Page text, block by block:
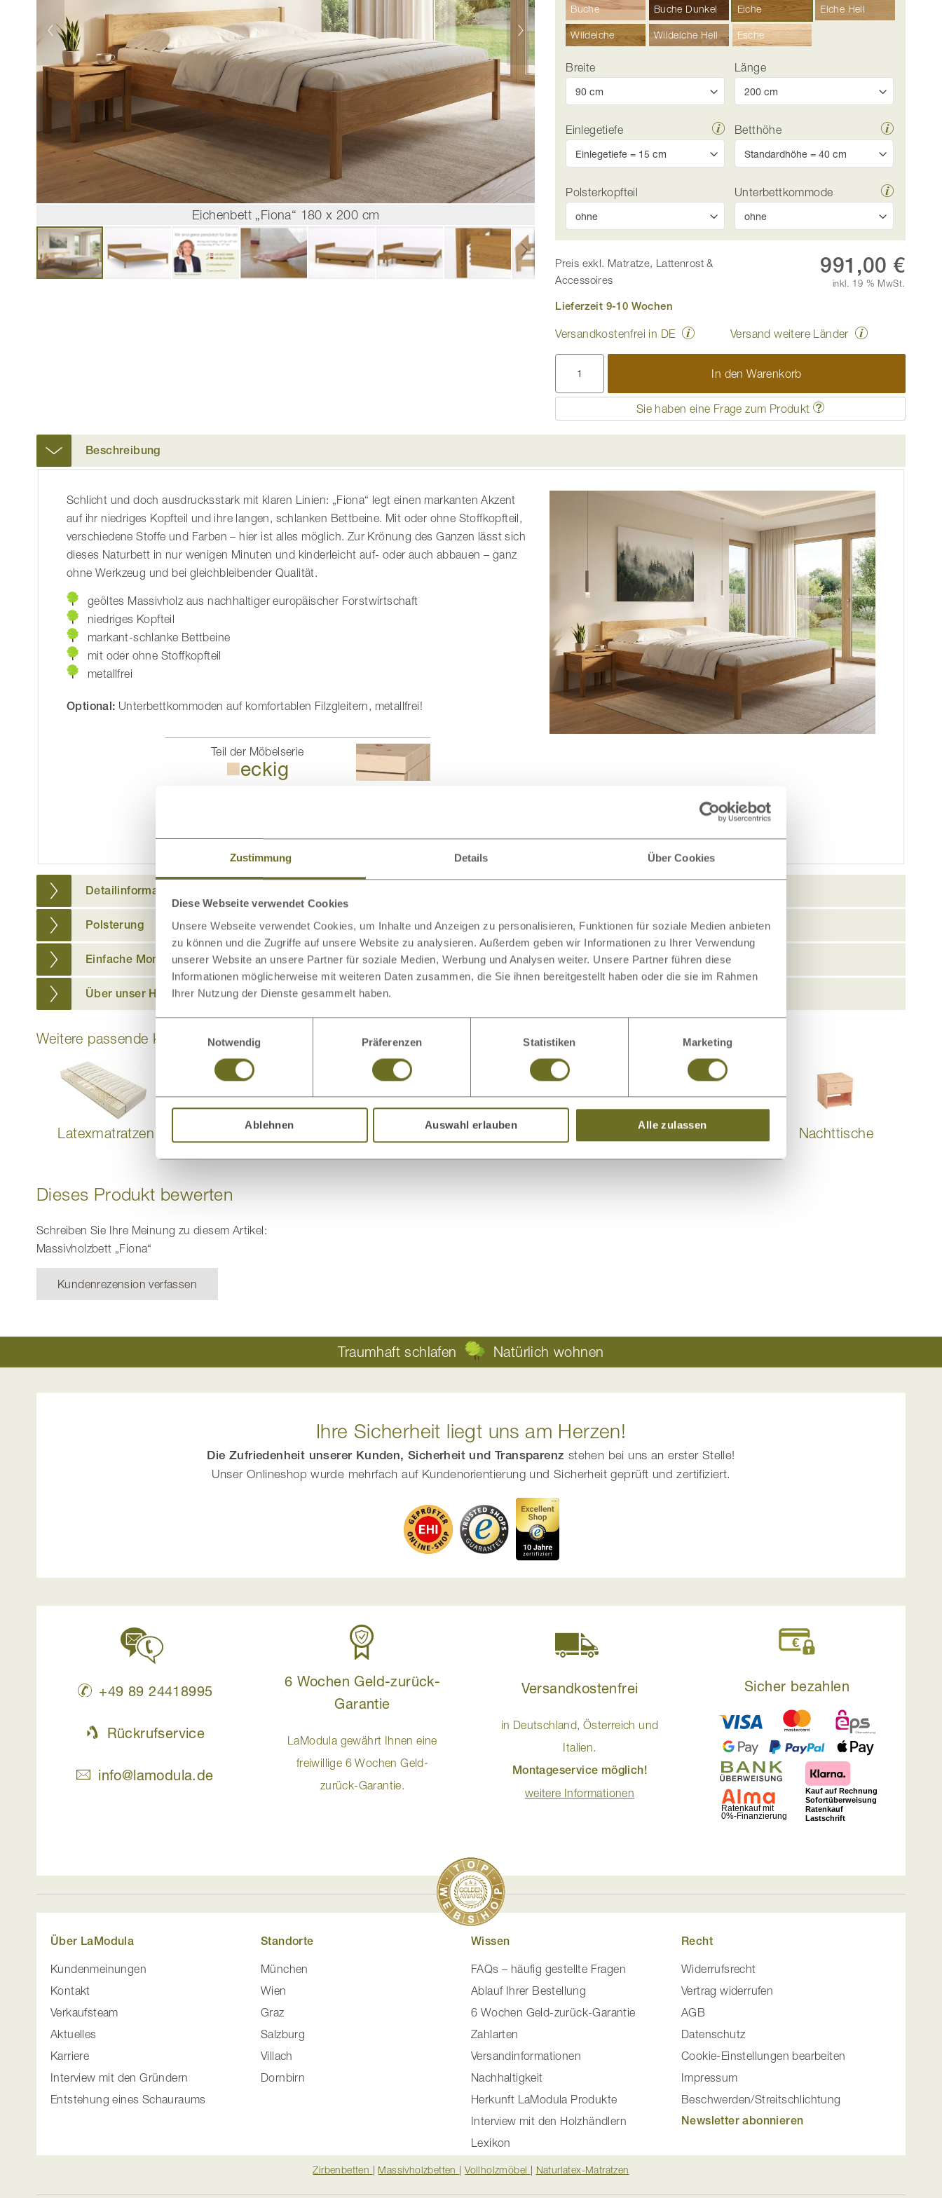
Zustimmung Details Über Cookies
Diese Webseite verwendet Cookies
Unsere Webseite verwendet Cookies, um Inhalte und Anzeigen zu personalisieren, Funktionen für soziale Medien anbieten
zu können und die Zugriffe auf unsere Website zu analysieren. Außerdem geben wir Informationen zu Ihrer Verwendung
unserer Website an unsere Partner für soziale Medien, Werbung und Analysen weiter. Unsere Partner führen diese
Informationen möglicherweise mit weiteren Daten zusammen, die Sie ihnen bereitgestellt haben oder die sie im Rahmen
Ihrer Nutzung der Dienste gesammelt haben.
Notwendig
Präferenzen Statistiken Marketing
Ablehnen Auswahl erlauben Alle zulassen
Eichenbett „Fiona“ 180 x 200 cm Eichenbett „Fiona“ 180 x 200 cm
Buche Buche Dunkel Eiche Eiche Hell
Wildeiche Wildeiche Hell Esche
Breite Länge
Einlegetiefe Betthöhe
Polsterkopfteil Unterbettkommode
Preis exkl. Matratze, Lattenrost &
Accessoires
Lieferzeit 9-10 Wochen
991,00 €
inkl. 19 % MwSt.
Versandkostenfrei in DE Versand weitere Länder
In den Warenkorb
Sie haben eine Frage zum Produkt
Beschreibung
Schlicht und doch ausdrucksstark mit klaren Linien: „Fiona“ legt einen markanten Akzent
auf ihr niedriges Kopfteil und ihre langen, schlanken Bettbeine. Mit oder ohne Stoffkopfteil,
verschiedene Stoffe und Farben – hier ist alles möglich. Zur Krönung des Ganzen lässt sich
dieses Naturbett in nur wenigen Minuten und kinderleicht auf- oder auch abbauen – ganz
ohne Werkzeug und bei gleichbleibender Qualität.
geöltes Massivholz aus nachhaltiger europäischer Forstwirtschaft
niedriges Kopfteil
markant-schlanke Bettbeine
mit oder ohne Stoffkopfteil
metallfrei
Optional: Unterbettkommoden auf komfortablen Filzgleitern, metallfrei!
Teil der Möbelserie
eckig
Detailinformationen
Polsterung
Einfache Montage
Über unser Holz
Weitere passende Kategorien zu diesem Produkt
Latexmatratzen Lattenroste Bettwäsche Bettwaren Schlafsysteme Nachttische
Dieses Produkt bewerten
Schreiben Sie Ihre Meinung zu diesem Artikel:
Massivholzbett „Fiona“
Kundenrezension verfassen
Traumhaft schlafen Natürlich wohnen
Ihre Sicherheit liegt uns am Herzen!
Die Zufriedenheit unserer Kunden, Sicherheit und Transparenz stehen bei uns an erster Stelle!
Unser Onlineshop wurde mehrfach auf Kundenorientierung und Sicherheit geprüft und zertifiziert.
+49 89 24418995
Rückrufservice
info@lamodula.de
6 Wochen Geld-zurück-
Garantie
LaModula gewährt Ihnen eine
freiwillige 6 Wochen Geld-
zurück-Garantie.
Versandkostenfrei
in Deutschland, Österreich und
Italien.
Montageservice möglich!
weitere Informationen
Sicher bezahlen
Über LaModula
Kundenmeinungen
Kontakt
Verkaufsteam
Aktuelles
Karriere
Interview mit den Gründern
Entstehung eines Schauraums
Standorte
München
Wien
Graz
Salzburg
Villach
Dornbirn
Wissen
FAQs – häufig gestellte Fragen
Ablauf Ihrer Bestellung
6 Wochen Geld-zurück-Garantie
Zahlarten
Versandinformationen
Nachhaltigkeit
Herkunft LaModula Produkte
Interview mit den Holzhändlern
Lexikon
Recht
Widerrufsrecht
Vertrag widerrufen
AGB
Datenschutz
Cookie-Einstellungen bearbeiten
Impressum
Beschwerden/Streitschlichtung
Newsletter abonnieren
Zirbenbetten | Massivholzbetten |Vollholzmöbel | Naturlatex-Matratzen